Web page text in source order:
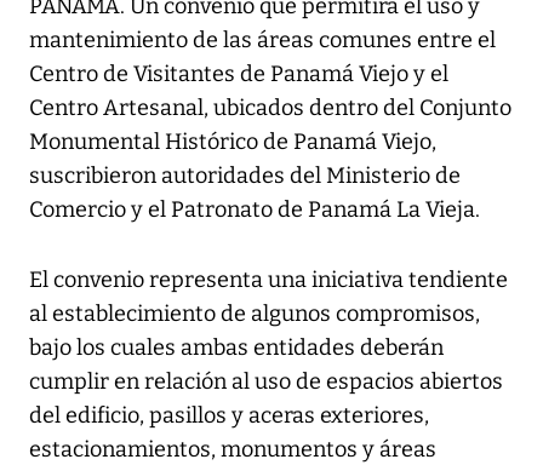
PANAMÁ. Un convenio que permitirá el uso y
mantenimiento de las áreas comunes entre el
Centro de Visitantes de Panamá Viejo y el
Centro Artesanal, ubicados dentro del Conjunto
Monumental Histórico de Panamá Viejo,
suscribieron autoridades del Ministerio de
Comercio y el Patronato de Panamá La Vieja.
El convenio representa una iniciativa tendiente
al establecimiento de algunos compromisos,
bajo los cuales ambas entidades deberán
cumplir en relación al uso de espacios abiertos
del edificio, pasillos y aceras exteriores,
estacionamientos, monumentos y áreas